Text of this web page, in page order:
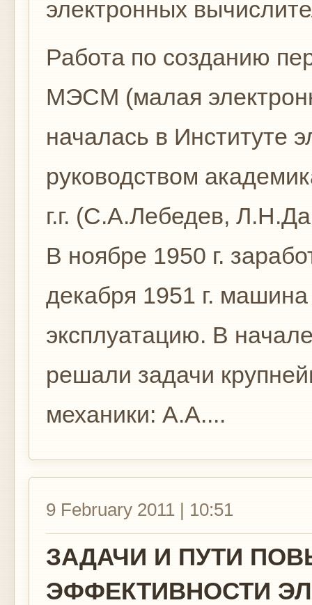
электронных
Работа по созданию
МЭСМ (малая
началась в Институте
руководством
г.г. (С.А.Лебедев,
В ноябре 1950 г.
декабря 1951 г.
эксплуатацию. В
решали задачи
механики: А.А....
9 February 2011 | 10:51
ЗАДАЧИ И ПУТИ
ЭФФЕКТИВНОСТИ